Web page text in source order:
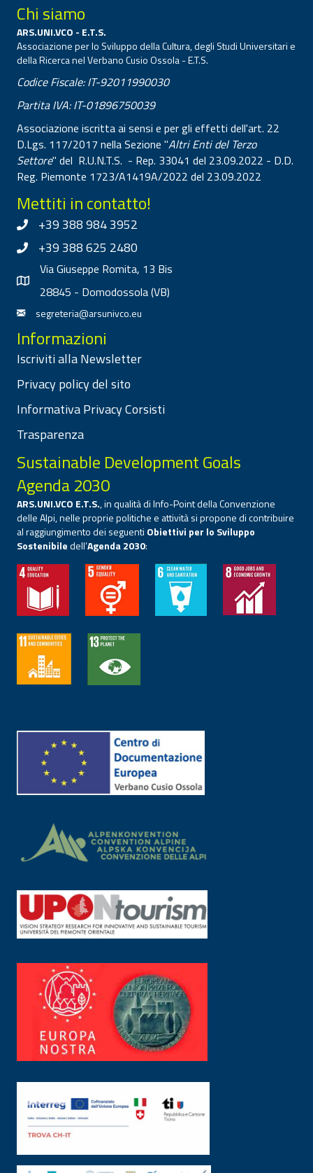
Chi siamo
ARS.UNI.VCO - E.T.S.
Associazione per lo Sviluppo della Cultura, degli Studi Universitari e
della Ricerca nel Verbano Cusio Ossola - E.T.S.
Codice Fiscale: IT-92011990030
Partita IVA: IT-01896750039
Associazione iscritta ai sensi e per gli effetti dell'art. 22
D.Lgs. 117/2017 nella Sezione "Altri Enti del Terzo
Settore" del R.U.N.T.S. - Rep. 33041 del 23.09.2022 - D.D.
Reg. Piemonte 1723/A1419A/2022 del 23.09.2022
Mettiti in contatto!
+39 388 984 3952
+39 388 625 2480
Via Giuseppe Romita, 13 Bis
28845 - Domodossola (VB)
segreteria@arsunivco.eu
Informazioni
Iscriviti alla Newsletter
Privacy policy del sito
Informativa Privacy Corsisti
Trasparenza
Sustainable Development Goals
Agenda 2030
ARS.UNI.VCO E.T.S., in qualità di Info-Point della Convenzione
delle Alpi, nelle proprie politiche e attività si propone di contribuire
al raggiungimento dei seguenti Obiettivi per lo Sviluppo
Sostenibiledell’Agenda 2030: